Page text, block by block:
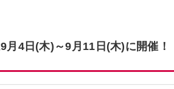
4日(木)～9月11日(木)に開催！